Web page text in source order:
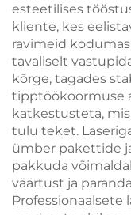
esteetilises
kliente, kes
ravimeid
tavaliselt
kõrge, tagades
tipptöökoormuse
katkestusteta,
tulu teket.
ümber pakettide
pakkuda
väärtust ja
Professionaalsete